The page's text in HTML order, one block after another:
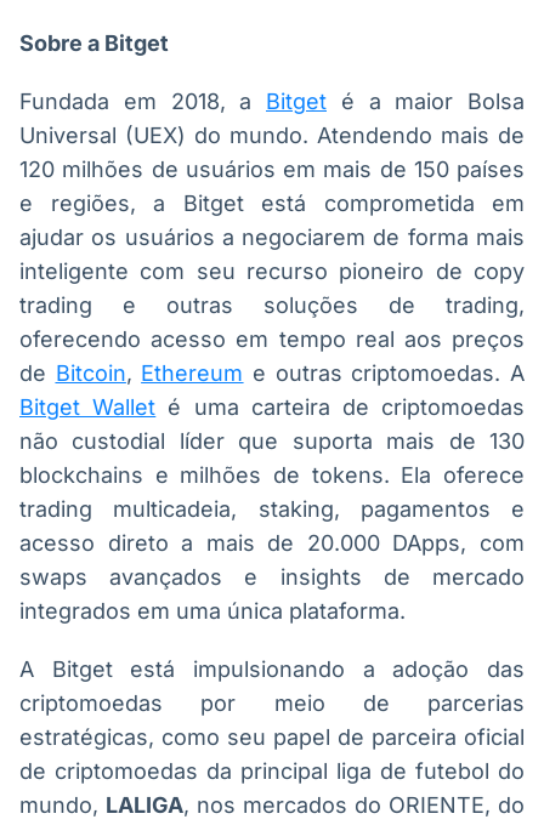
Sobre a Bitget
Fundada em 2018, a Bitget é a maior Bolsa
Universal (UEX) do mundo. Atendendo mais de
120 milhões de usuários em mais de 150 países
e regiões, a Bitget está comprometida em
ajudar os usuários a negociarem de forma mais
inteligente com seu recurso pioneiro de copy
trading e outras soluções de trading,
oferecendo acesso em tempo real aos preços
de Bitcoin, Ethereum e outras criptomoedas. A
Bitget Wallet é uma carteira de criptomoedas
não custodial líder que suporta mais de 130
blockchains e milhões de tokens. Ela oferece
trading multicadeia, staking, pagamentos e
acesso direto a mais de 20.000 DApps, com
swaps avançados e insights de mercado
integrados em uma única plataforma.
A Bitget está impulsionando a adoção das
criptomoedas por meio de parcerias
estratégicas, como seu papel de parceira oficial
de criptomoedas da principal liga de futebol do
mundo, LALIGA, nos mercados do ORIENTE, do